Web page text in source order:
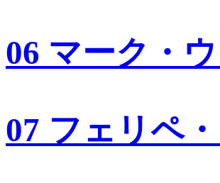
06 マーク・
07 フェリペ